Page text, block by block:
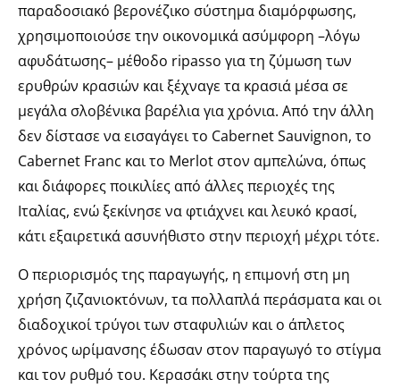
παραδοσιακό βερονέζικο σύστημα διαμόρφωσης,
χρησιμοποιούσε την οικονομικά ασύμφορη –λόγω
αφυδάτωσης– μέθοδο ripasso για τη ζύμωση των
ερυθρών κρασιών και ξέχναγε τα κρασιά μέσα σε
μεγάλα σλοβένικα βαρέλια για χρόνια. Από την άλλη
δεν δίστασε να εισαγάγει το Cabernet Sauvignon, το
Cabernet Franc και το Merlot στον αμπελώνα, όπως
και διάφορες ποικιλίες από άλλες περιοχές της
Ιταλίας, ενώ ξεκίνησε να φτιάχνει και λευκό κρασί,
κάτι εξαιρετικά ασυνήθιστο στην περιοχή μέχρι τότε.
Ο περιορισμός της παραγωγής, η επιμονή στη μη
χρήση ζιζανιοκτόνων, τα πολλαπλά περάσματα και οι
διαδοχικοί τρύγοι των σταφυλιών και ο άπλετος
χρόνος ωρίμανσης έδωσαν στον παραγωγό το στίγμα
και τον ρυθμό του. Κερασάκι στην τούρτα της